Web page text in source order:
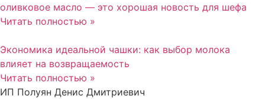
оливковое масло — это хорошая новость для шефа
Читать полностью »
Экономика идеальной чашки: как выбор молока
влияет на возвращаемость
Читать полностью »
ИП Полуян Денис Дмитриевич